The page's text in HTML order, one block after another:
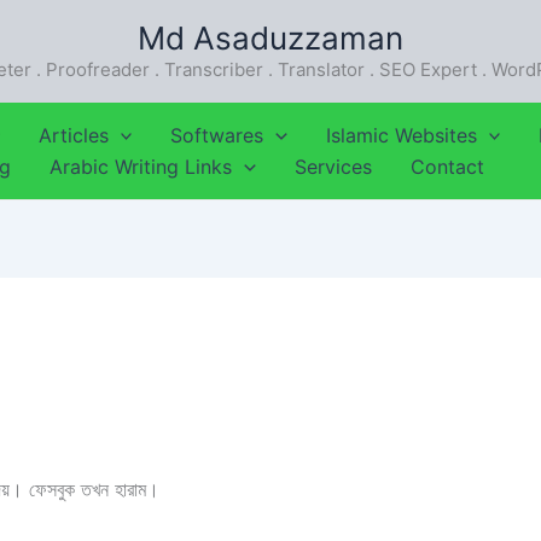
Md Asaduzzaman
. Proofreader . Transcriber . Translator . SEO Expert .
Articles Softwares Islamic Websites
Arabic Writing Links Services Contact
ফেসবুক তখন হারাম।